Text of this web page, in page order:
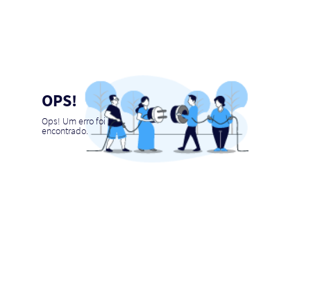
OPS!
Ops! Um erro foi
encontrado.